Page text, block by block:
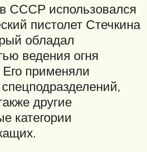
СССР использовался
пистолет Стечкина
обладал
ведения огня
применяли
другие
категории